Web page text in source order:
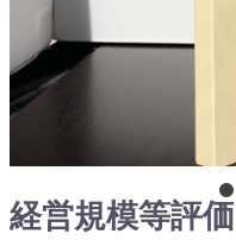
経営規模等評